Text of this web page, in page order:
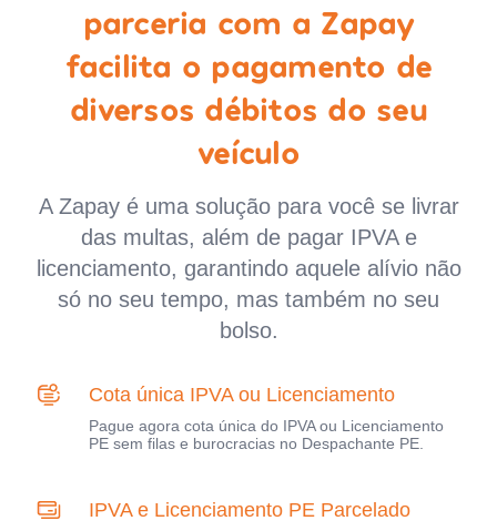
parceria com a Zapay
facilita o pagamento de
diversos débitos do seu
veículo
A Zapay é uma solução para você se livrar
das multas, além de pagar IPVA e
licenciamento, garantindo aquele alívio não
só no seu tempo, mas também no seu
bolso.
Cota única IPVA ou Licenciamento
Pague agora cota única do IPVA ou Licenciamento
PE sem filas e burocracias no Despachante PE.
IPVA e Licenciamento PE Parcelado